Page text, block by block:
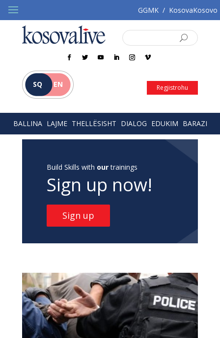
GGMK / KosovaKosovo
SQ EN Regjistrohu
BALLINA LAJME THELLËSISHT DIALOG EDUKIM BARAZI
Build Skills with ourtrainings
Sign up now!
Sign up